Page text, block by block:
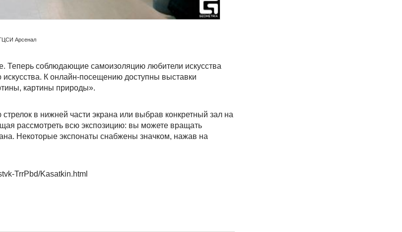
Арсенал
Теперь соблюдающие самоизоляцию любители искусства
искусства. К онлайн-посещению доступны выставки
картины природы».
в нижней части экрана или выбрав конкретный зал на
рассмотреть всю экспозицию: вы можете вращать
Некоторые экспонаты снабжены значком, нажав на
TrrPbd/Kasatkin.html